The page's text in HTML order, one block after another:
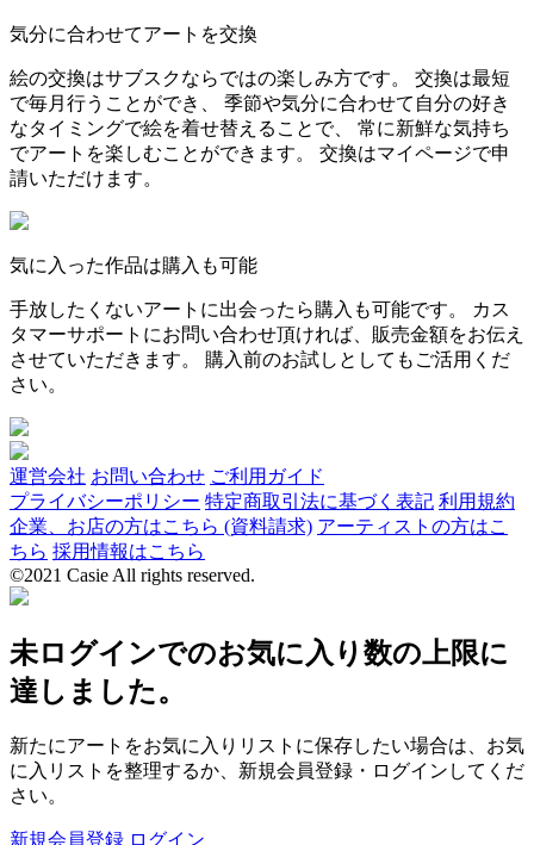
気分に合わせてアートを交換
絵の交換はサブスクならではの楽しみ方です。 交換は最短
で毎月行うことができ、 季節や気分に合わせて自分の好き
なタイミングで絵を着せ替えることで、 常に新鮮な気持ち
でアートを楽しむことができます。 交換はマイページで申
請いただけます。
気に入った作品は購入も可能
手放したくないアートに出会ったら購入も可能です。 カス
タマーサポートにお問い合わせ頂ければ、販売金額をお伝え
させていただきます。 購入前のお試しとしてもご活用くだ
さい。
運営会社 お問い合わせ ご利用ガイド
プライバシーポリシー 特定商取引法に基づく表記 利用規約
企業、お店の方はこちら (資料請求) アーティストの方はこ
ちら 採用情報はこちら
©2021 Casie All rights reserved.
未ログインでのお気に入り数の上限に
達しました。
新たにアートをお気に入りリストに保存したい場合は、お気
に入リストを整理するか、新規会員登録・ログインしてくだ
さい。
新規会員登録 ログイン